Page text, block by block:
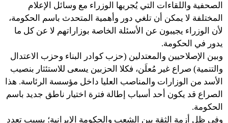
الصحفية واللقاءات التي يُجريها الوزراء مع وسائل الإعلام
المختلفة لا يمكن أن تلغي دور وأهمية المتحدث باسم الحكومة،
لأن الوزراء يجيبون عن الأسئلة الخاصة بوزاراتهم لا عن كل ما
يدور في الحكومة.
وبين الإصلاحيين والمعتدلين (حزب كوادر البناء وحزب الاعتدال
والتنمية) صراع غير مُعلَن، فكلا الحزبين يسعى للاستئثار بنصيب
الأسد من الوزارات والمناصب العليا داخل مؤسسة الرئاسة. هذا
الصراع قد يكون أحد أسباب إطالة فترة اختيار ناطق جديد باسم
الحكومة.
وفي ظل أزمة الثقة بين الشعب والحكومة الإيرانية؛ بسبب تعدد